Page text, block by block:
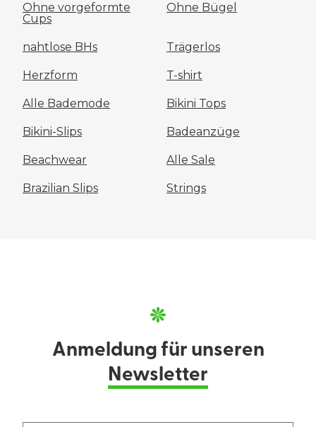
Ohne vorgeformte
Cups
Ohne Bügel
nahtlose BHs Trägerlos
Herzform T-shirt
Alle Bademode Bikini Tops
Bikini-Slips Badeanzüge
Beachwear Alle Sale
Brazilian Slips Strings
Anmeldung für unseren
Newsletter